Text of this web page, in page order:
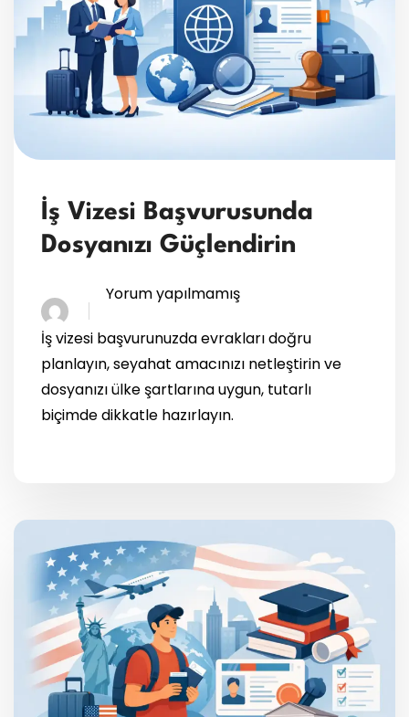
İş Vizesi Başvurusunda
Dosyanızı Güçlendirin
Yorum yapılmamış
İş vizesi başvurunuzda evrakları doğru
planlayın, seyahat amacınızı netleştirin ve
dosyanızı ülke şartlarına uygun, tutarlı
biçimde dikkatle hazırlayın.